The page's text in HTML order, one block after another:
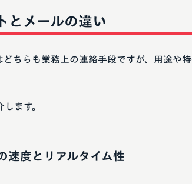
とメールの違い
どちらも業務上の連絡手段ですが、用途や
ます。
速度とリアルタイム性